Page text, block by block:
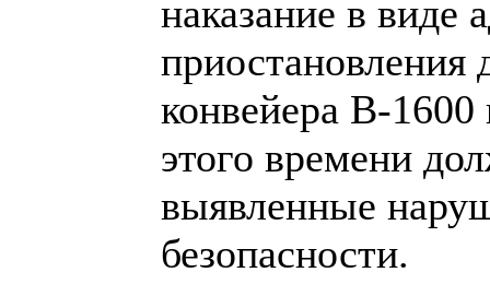
наказание в виде
приостановления
конвейера В-1600
этого времени
выявленные
безопасности.